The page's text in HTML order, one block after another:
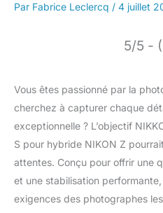
Par Fabrice Leclercq / 4 juillet
5/5 -
Vous êtes passionné par la
cherchez à capturer chaque
exceptionnelle ? L’objectif
S pour hybride NIKON Z
attentes. Conçu pour offrir une
et une stabilisation
exigences des photographes